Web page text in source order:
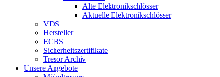
Alte Elektronikschlösser
Aktuelle Elektronikschlösser
VDS
Hersteller
ECBS
Sicherheitszertifikate
Tresor Archiv
Unsere Angebote